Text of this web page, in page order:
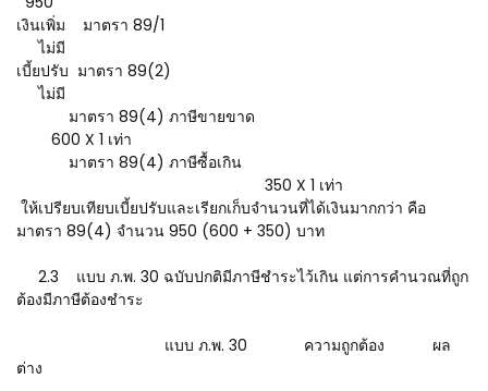
เงินเพิ่ม มาตรา 89/1
ไม่มี
เบี้ยปรับ มาตรา 89(2)
ไม่มี
มาตรา 89(4) ภาษีขายขาด
600 X 1 เท่า
มาตรา 89(4) ภาษีซื้อเกิน
350 X 1 เท่า
ให้เปรียบเทียบเบี้ยปรับและเรียกเก็บจำนวนที่ได้เงินมากกว่า คือ
มาตรา 89(4) จำนวน 950 (600 + 350) บาท
2.3 แบบ ภ.พ. 30 ฉบับปกติมีภาษีชำระไว้เกิน แต่การคำนวณที่ถูก
ต้องมีภาษีต้องชำระ
แบบ ภ.พ. 30 ความถูกต้อง ผล
ต่าง